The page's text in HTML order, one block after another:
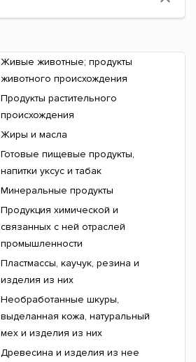
Живые животные; продукты
животного происхождения
Продукты растительного
происхождения
Жиры и масла
Готовые пищевые продукты,
напитки уксус и табак
Минеральные продукты
Продукция химической и
связанных с ней отраслей
промышленности
Пластмассы, каучук, резина и
изделия из них
Необработанные шкуры,
выделанная кожа, натуральный
мех и изделия из них
Древесина и изделия из нее